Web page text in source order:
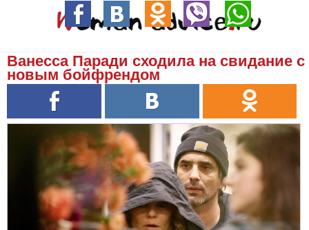
Ванесса Паради сходила на свидание с
новым бойфрендом